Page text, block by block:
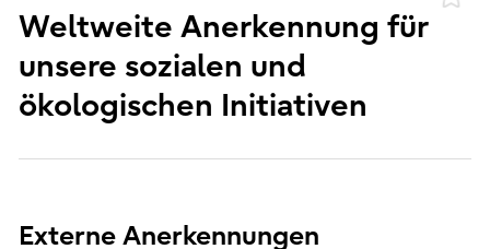
Weltweite Anerkennung für
unsere sozialen und
ökologischen Initiativen
Externe Anerkennungen